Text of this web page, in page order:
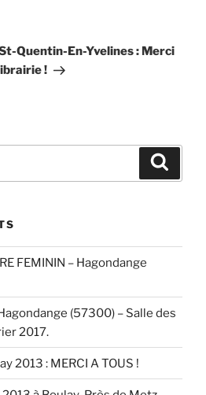
Quentin-En-Yvelines : Merci
!
FEMININ – Hagondange
(57300) – Salle des
2017.
2013 : MERCI A TOUS !